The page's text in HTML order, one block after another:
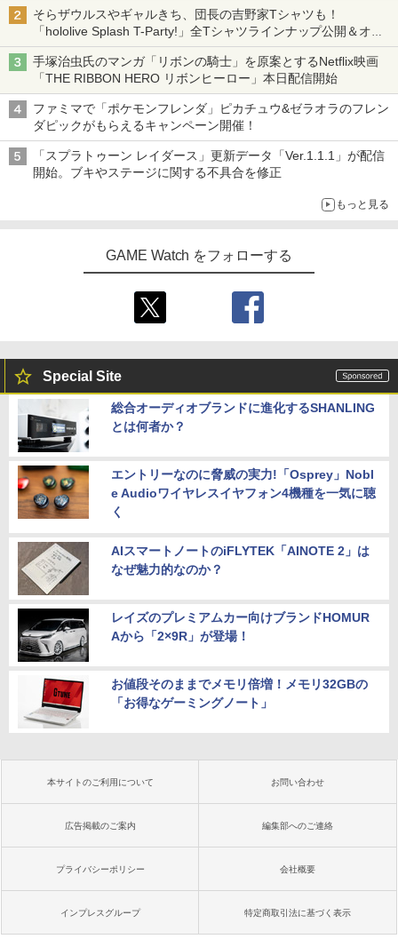
そらザウルスやギャルきち、団長の吉野家Tシャツも！
「hololive Splash T-Party!」全Tシャツラインナップ公開＆オン
ライン販売開始
手塚治虫氏のマンガ「リボンの騎士」を原案とするNetflix映画
「THE RIBBON HERO リボンヒーロー」本日配信開始
ファミマで「ポケモンフレンダ」ピカチュウ&ゼラオラのフレン
ダピックがもらえるキャンペーン開催！
「スプラトゥーン レイダース」更新データ「Ver.1.1.1」が配信
開始。ブキやステージに関する不具合を修正
もっと見る
GAME Watch をフォローする
Special Site
総合オーディオブランドに進化するSHANLING
とは何者か？
エントリーなのに脅威の実力!「Osprey」Nobl
e Audioワイヤレスイヤフォン4機種を一気に聴
く
AIスマートノートのiFLYTEK「AINOTE 2」は
なぜ魅力的なのか？
レイズのプレミアムカー向けブランドHOMUR
Aから「2×9R」が登場！
お値段そのままでメモリ倍増！メモリ32GBの
「お得なゲーミングノート」
本サイトのご利用について お問い合わせ
広告掲載のご案内 編集部へのご連絡
プライバシーポリシー 会社概要
インプレスグループ 特定商取引法に基づく表示